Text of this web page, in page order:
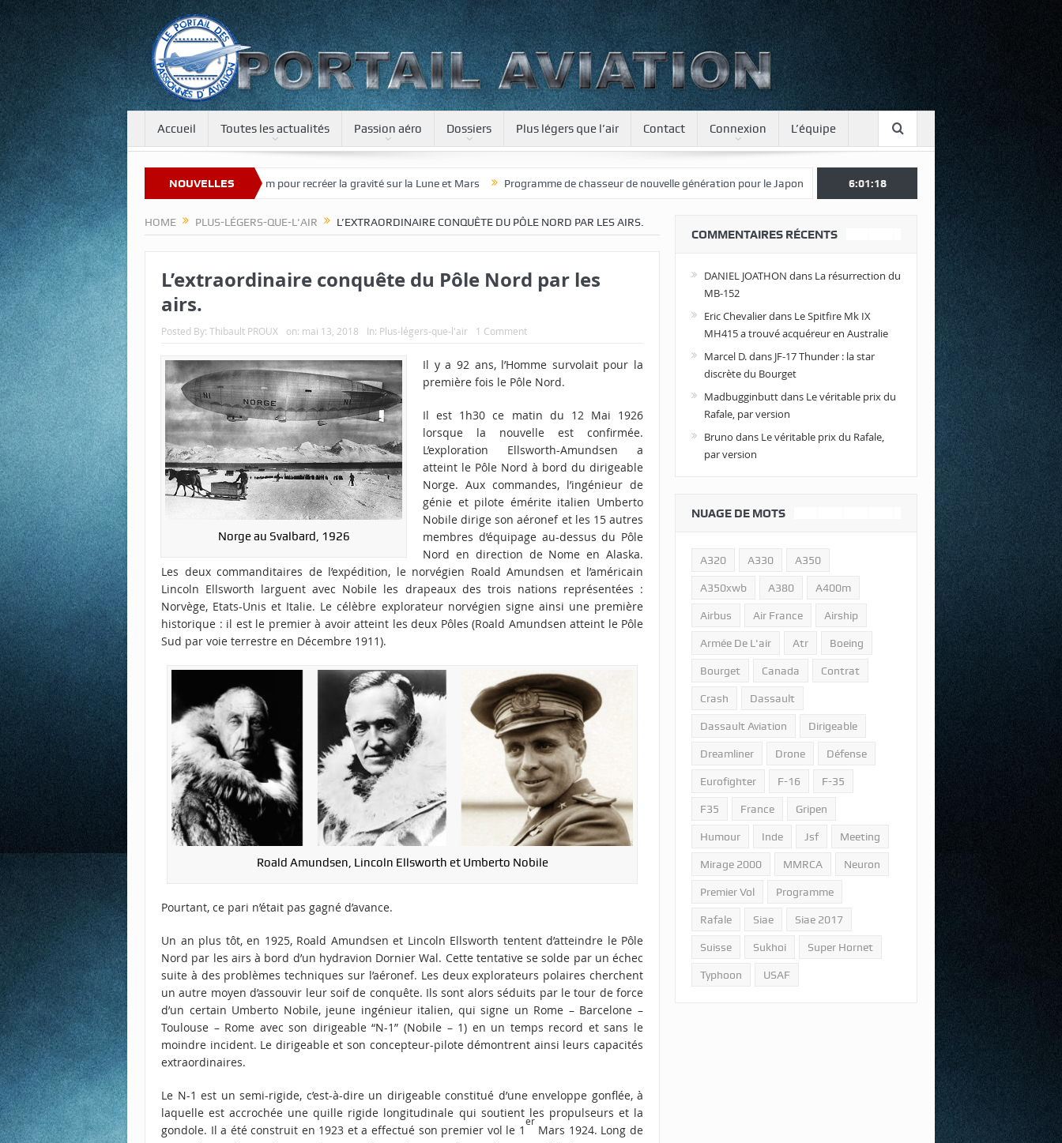
Accueil Toutes les actualités Passion aéro Dossiers Plus légers que l’air Contact Connexion L’équipe
NOUVELLES
site Une tour de 400 m pour recréer la gravité sur la Lune et Mars Programme de chasseur de nouvelle génération pour le Japon Une journée spotter à Luxeuil Envolez-vous avec Air Legend
6:01:20
HOME PLUS-LÉGERS-QUE-L'AIR L’EXTRAORDINAIRE CONQUÊTE DU PÔLE NORD PAR LES AIRS.
L’extraordinaire conquête du Pôle Nord par les
airs.
Posted By: Thibault PROUX on: mai 13, 2018 In: Plus-légers-que-l'air 1 Comment
Norge au Svalbard, 1926
Il y a 92 ans, l’Homme survolait pour la
première fois le Pôle Nord.
Il est 1h30 ce matin du 12 Mai 1926
lorsque la nouvelle est confirmée.
L’exploration Ellsworth-Amundsen a
atteint le Pôle Nord à bord du dirigeable
Norge. Aux commandes, l’ingénieur de
génie et pilote émérite italien Umberto
Nobile dirige son aéronef et les 15 autres
membres d’équipage au-dessus du Pôle
Nord en direction de Nome en Alaska.
Les deux commanditaires de l’expédition, le norvégien Roald Amundsen et l’américain
Lincoln Ellsworth larguent avec Nobile les drapeaux des trois nations représentées :
Norvège, Etats-Unis et Italie. Le célèbre explorateur norvégien signe ainsi une première
historique : il est le premier à avoir atteint les deux Pôles (Roald Amundsen atteint le Pôle
Sud par voie terrestre en Décembre 1911).
Roald Amundsen, Lincoln Ellsworth et Umberto Nobile
Pourtant, ce pari n’était pas gagné d’avance.
Un an plus tôt, en 1925, Roald Amundsen et Lincoln Ellsworth tentent d’atteindre le Pôle
Nord par les airs à bord d’un hydravion Dornier Wal. Cette tentative se solde par un échec
suite à des problèmes techniques sur l’aéronef. Les deux explorateurs polaires cherchent
un autre moyen d’assouvir leur soif de conquête. Ils sont alors séduits par le tour de force
d’un certain Umberto Nobile, jeune ingénieur italien, qui signe un Rome – Barcelone –
Toulouse – Rome avec son dirigeable “N-1” (Nobile – 1) en un temps record et sans le
moindre incident. Le dirigeable et son concepteur-pilote démontrent ainsi leurs capacités
extraordinaires.
Le N-1 est un semi-rigide, c’est-à-dire un dirigeable constitué d’une enveloppe gonflée, à
laquelle est accrochée une quille rigide longitudinale qui soutient les propulseurs et la
gondole. Il a été construit en 1923 et a effectué son premier vol le 1
er
Mars 1924. Long de
COMMENTAIRES RÉCENTS
DANIEL JOATHON dans La résurrection du
MB-152
Eric Chevalierdans Le Spitfire Mk IX
MH415 a trouvé acquéreur en Australie
Marcel D.dans JF-17 Thunder : la star
discrète du Bourget
Madbugginbuttdans Le véritable prix du
Rafale, par version
Bruno dans Le véritable prix du Rafale,
par version
NUAGE DE MOTS
A320 A330 A350
A350xwb A380 A400m
Airbus Air France Airship
Armée De L'air Atr Boeing
Bourget Canada Contrat
Crash Dassault
Dassault Aviation Dirigeable
Dreamliner Drone Défense
Eurofighter F-16 F-35
F35 France Gripen
Humour Inde Jsf Meeting
Mirage 2000 MMRCA Neuron
Premier Vol Programme
Rafale Siae Siae 2017
Suisse Sukhoi Super Hornet
Typhoon USAF